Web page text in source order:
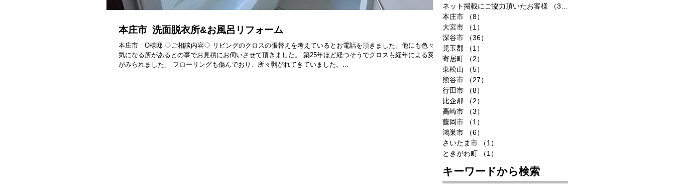
本庄市 洗面脱衣所&お風呂リフォーム
本庄市 O様邸 ◇ご相談内容◇ リビングのクロスの張替えを考えているとお電話を頂きました。他にも色々と
気になる所があるとの事でお見積にお伺いさせて頂きました。 築25年ほど経つそうでクロスも経年による変色
がみられました。 フローリングも傷んでおり、所々剥がれてきていました。...
ネット掲載にご協力頂いたお客様
（33）
本庄市
（8）
大宮市
（1）
深谷市
（36）
児玉郡
（1）
寄居町
（2）
東松山
（5）
熊谷市
（27）
行田市
（8）
比企郡
（2）
高崎市
（3）
藤岡市
（1）
鴻巣市
（6）
さいたま市
（1）
ときがわ町
（1）
キーワードから検索